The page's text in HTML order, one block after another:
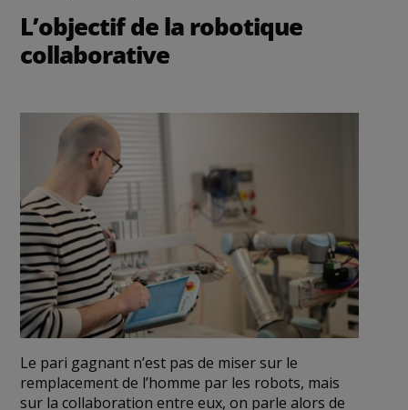
L’objectif de la robotique
collaborative
Le pari gagnant n’est pas de miser sur le
remplacement de l’homme par les robots, mais
sur la collaboration entre eux, on parle alors de